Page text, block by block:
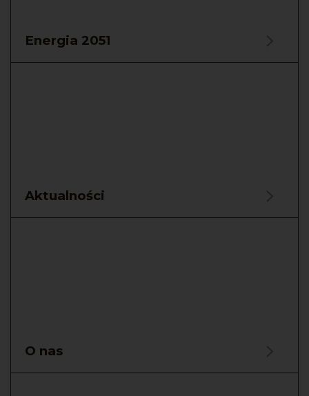
Energia 2051
Aktualności
O nas